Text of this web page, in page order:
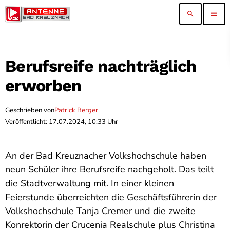
search menu
Berufsreife nachträglich
erworben
Geschrieben vonPatrick Berger
Veröffentlicht: 17.07.2024, 10:33 Uhr
An der Bad Kreuznacher Volkshochschule haben
neun Schüler ihre Berufsreife nachgeholt. Das teilt
die Stadtverwaltung mit. In einer kleinen
Feierstunde überreichten die Geschäftsführerin der
Volkshochschule Tanja Cremer und die zweite
Konrektorin der Crucenia Realschule plus Christina